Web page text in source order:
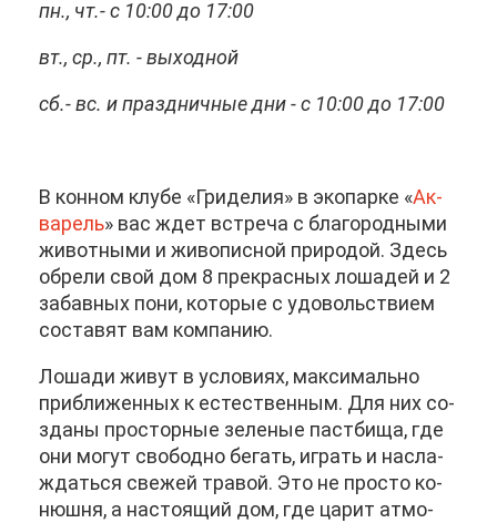
пн., чт.- с 10:00 до 17:00
вт., ср., пт. - вы­ход­ной
сб.- вс. и празд­нич­ные дни - с 10:00 до 17:00
В кон­ном клу­бе «Гри­де­лия» в эко­пар­ке «Ак­
ва­рель» вас ждет встре­ча с бла­го­род­ны­ми
жи­вот­ны­ми и жи­во­пис­ной при­ро­дой. Здесь
об­ре­ли свой дом 8 пре­крас­ных ло­ша­дей и 2
за­бав­ных по­ни, ко­то­рые с удо­воль­стви­ем
со­ста­вят вам ком­па­нию.
Ло­ша­ди жи­вут в усло­ви­ях, мак­си­маль­но
при­бли­жен­ных к есте­ствен­ным. Для них со­
зда­ны про­стор­ные зе­ле­ные паст­би­ща, где
они мо­гут сво­бод­но бе­гать, иг­рать и на­сла­
ждать­ся све­жей тра­вой. Это не про­сто ко­
нюш­ня, а на­сто­я­щий дом, где ца­рит ат­мо­